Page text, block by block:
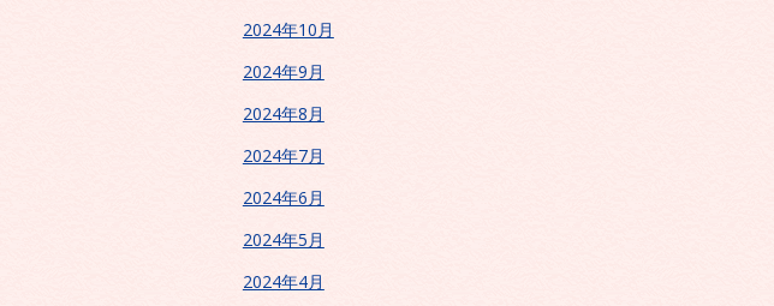
2024年10月
2024年9月
2024年8月
2024年7月
2024年6月
2024年5月
2024年4月